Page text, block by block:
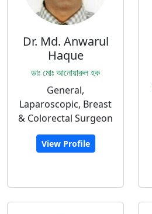
Dr. Md. Anwarul
Haque
ডাঃ মোঃ আনোয়ারুল হক
General,
Laparoscopic, Breast
& Colorectal Surgeon
View Profile